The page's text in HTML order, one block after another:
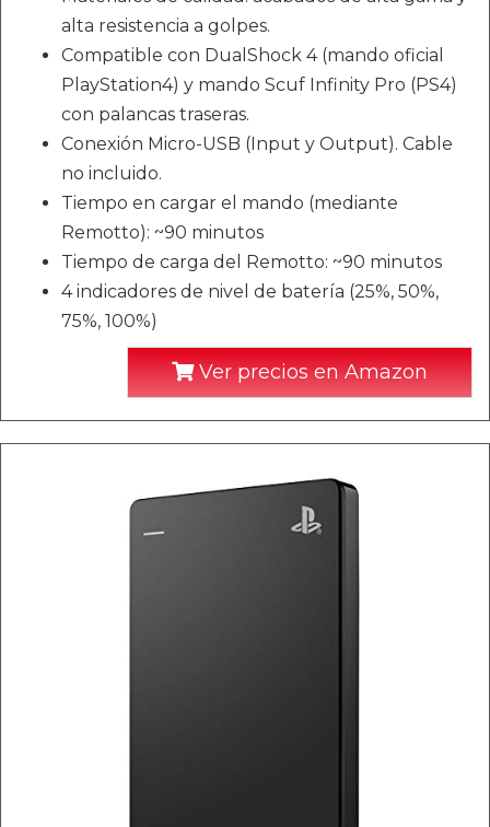
alta resistencia a golpes.
Compatible con DualShock 4 (mando oficial
PlayStation4) y mando Scuf Infinity Pro (PS4)
con palancas traseras.
Conexión Micro-USB (Input y Output). Cable
no incluido.
Tiempo en cargar el mando (mediante
Remotto): ~90 minutos
Tiempo de carga del Remotto: ~90 minutos
4 indicadores de nivel de batería (25%, 50%,
75%, 100%)
Ver precios en Amazon